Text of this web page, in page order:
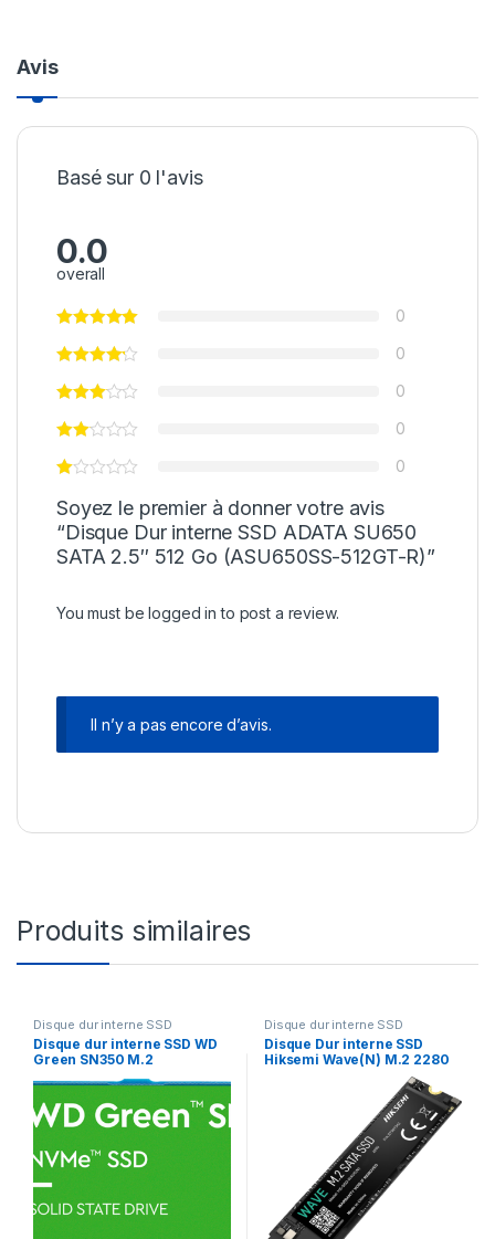
Avis
Basé sur 0 l'avis
0.0
overall
0
0
0
0
0
Soyez le premier à donner votre avis
“Disque Dur interne SSD ADATA SU650
SATA 2.5″ 512 Go (ASU650SS-512GT-R)”
You must belogged in to post a review.
Il n’y a pas encore d’avis.
Produits similaires
Disque dur interne SSD
Disque dur interne SSD WD
Green SN350 M.2
2280 PCI 3D NAND NVMe 1
To (WDS100T3G0C-
00AZL0)
Disque dur interne SSD
Disque Dur interne SSD
Hiksemi Wave(N) M.2 2280
NVMe 256 Go (HS-SSD-